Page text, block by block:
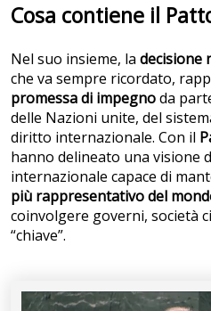
Cosa contiene il
Nel suo insieme, la decisione
che va sempre ricordato,
promessa di impegnoda
delle Nazioni unite, del
diritto internazionale. Con il
hanno delineato una visione
internazionale capace di
più rappresentativo del
coinvolgere governi, società
“chiave”.